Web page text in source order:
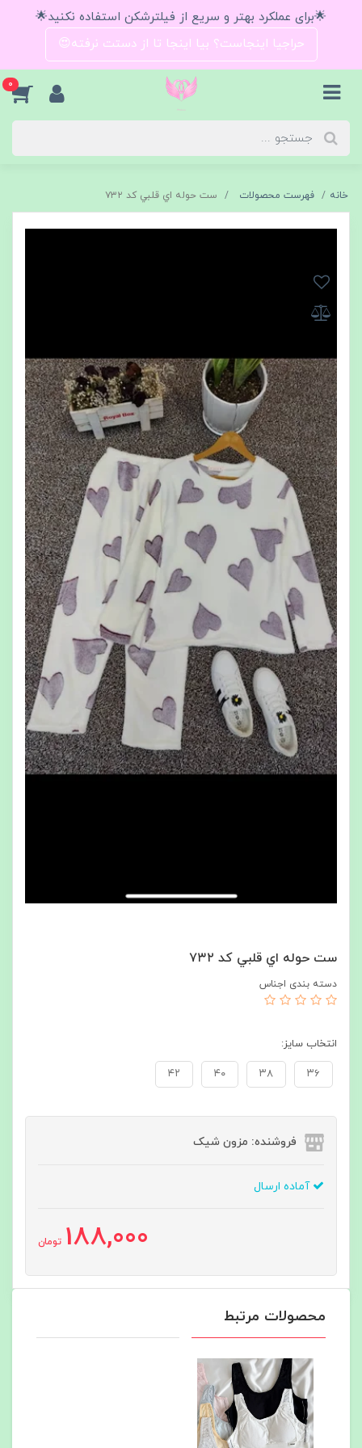
🌟برای عملکرد بهتر و سریع از فیلترشکن استفاده نکنید🌟
حراجیا اینجاست؟ بیا اینجا تا از دستت نرفته😍
0
خانه فهرست محصولات ست حوله اي قلبي كد ٧٣٢
ست حوله اي قلبي كد ٧٣٢
دسته بندی اجناس
انتخاب سايز:
٣٦ ٣٨ ٤٠ ٤٢
فروشنده: مزون شیک
آماده ارسال
188,000 تومان
محصولات مرتبط